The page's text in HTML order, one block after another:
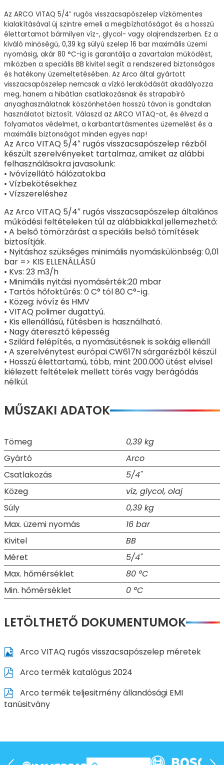
Az ARCO VITAQ 5/4″ rugós visszacsapószelep vízkőmentes
kialakításával új szintre emeli a megbízhatóságot és a hosszú
élettartamot bármilyen víz-, glycol- vagy olajrendszerben. Ez a
kiváló minőségű, 0,39 kg súlyú szelep 16 bar maximális üzemi
nyomásig, akár 80 °C-ig is garantálja a zavartalan működést,
miközben a speciális BB kivitel segít a rendszered biztonságos
és hatékony üzemeltetésében. Az Arco által gyártott
visszacsapószelep nemcsak a vízkő lerakódását akadályozza
meg, hanem a hibátlan csatlakozásnak és strapabíró
anyaghasználatnak köszönhetően hosszú távon is gondtalan
használatot biztosít. Válaszd az ARCO VITAQ-ot, és élvezd a
folyamatos védelmet, a karbantartásmentes üzemelést és a
maximális biztonságot minden egyes nap!
Az Arco VITAQ 5/4″ rugós visszacsapószelep rézből
készült szerelvényeket tartalmaz, amiket az alábbi
felhasználásokra javasolunk:
• Ivóvízellátó hálózatokba
• Vízbekötésekhez
• Vízszereléshez
Az Arco VITAQ 5/4″ rugós visszacsapószelep általános
működési feltételeken túl az alábbiakkal jellemezhető:
• A belső tömörzárást a speciális belső tömítések
biztosítják.
• Nyitáshoz szükséges minimális nyomáskülönbség: 0,01
bar => KIS ELLENÁLLÁSÚ
• Kvs: 23 m3/h
• Minimális nyitási nyomásérték:20 mbar
• Tartós hőfoktűrés: 0 C° tól 80 C°-ig.
• Közeg: ivóvíz és HMV
• VITAQ polimer dugattyú.
• Kis ellenállású, fűtésben is használható.
• Nagy áteresztő képesség
• Szilárd felépítés, a nyomásütésnek is sokáig ellenáll
• A szerelvénytest európai CW617N sárgarézből készül
• Hosszú élettartamú, több, mint 200.000 ütést elvisel
kiélezett feltételek mellett törés vagy berágódás
nélkül.
MŰSZAKI ADATOK
Tömeg
0,39 kg
Gyártó
Arco
Csatlakozás
5/4"
Közeg
víz, glycol, olaj
Súly
0,39 kg
Max. üzemi nyomás
16 bar
Kivitel
BB
Méret
5/4"
Max. hőmérséklet
80 °C
Min. hőmérséklet
0 °C
LETÖLTHETŐ DOKUMENTUMOK
Arco VITAQ rugós visszacsapószelep méretek
Arco termék katalógus 2024
Arco termék teljesitmény állandósági EMI
tanúsitvány